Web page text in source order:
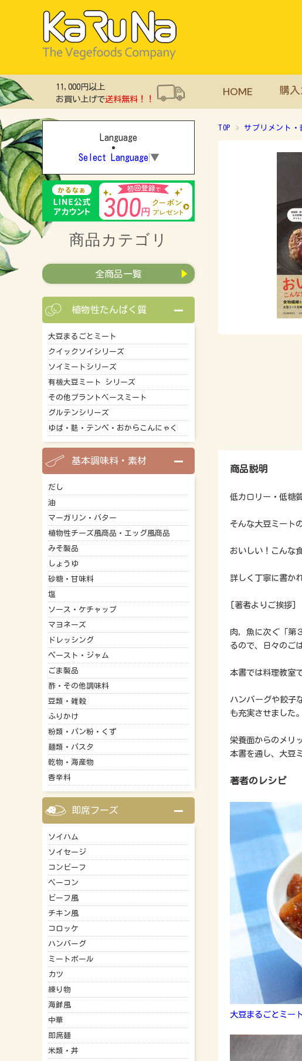
11,000円以上
お買い上げで送料無料！！
HOME 購
TOP サプリメント・
商品説明
低カロリー・低糖
そんな大豆ミート
おいしい！こんな
詳しく丁寧に書か
[著者よりご挨拶]
肉，魚に次ぐ「第
るので、日々のご
本書では料理教室
ハンバーグや餃子
も充実させました。
栄養面からのメリ
本書を通し、大豆
著者のレシピ
大豆まるごとミー
Language
Select Language ▼
商品カテゴリ
全商品一覧
植物性たんぱく質
大豆まるごとミート
クイックソイシリーズ
ソイミートシリーズ
有機大豆ミート シリーズ
その他プラントベースミート
グルテンシリーズ
ゆば・麩・テンペ・おからこんにゃく
基本調味料・素材
だし
油
マーガリン・バター
植物性チーズ風商品・エッグ風商品
みそ製品
しょうゆ
砂糖・甘味料
塩
ソース・ケチャップ
マヨネーズ
ドレッシング
ペースト・ジャム
ごま製品
酢・その他調味料
豆類・雑穀
ふりかけ
粉類・パン粉・くず
麺類・パスタ
乾物・海産物
香辛料
即席フーズ
ソイハム
ソイセージ
コンビーフ
ベーコン
ビーフ風
チキン風
コロッケ
ハンバーグ
ミートボール
カツ
練り物
海鮮風
中華
即席麺
米類・丼